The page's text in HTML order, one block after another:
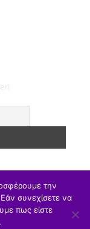
Γ/θμια
την
συνεχίσετε να
πως είστε